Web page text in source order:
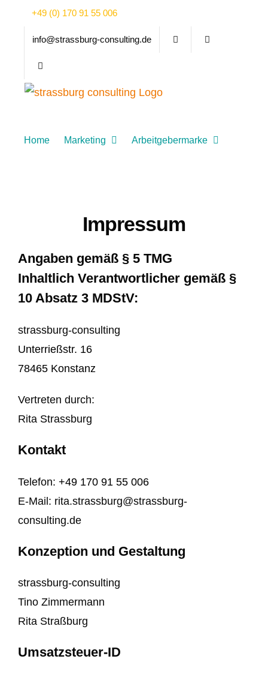
Inhalt
+49 (0) 170 91 55 006
info@strassburg-consulting.de
Home Marketing Arbeitgebermarke
Impressum
Angaben gemäß § 5 TMG
Inhaltlich Verantwortlicher gemäß §
10 Absatz 3 MDStV:
strassburg-consulting
Unterrießstr. 16
78465 Konstanz
Vertreten durch:
Rita Strassburg
Kontakt
Telefon: +49 170 91 55 006
E-Mail: rita.strassburg@strassburg-
consulting.de
Konzeption und Gestaltung
strassburg-consulting
Tino Zimmermann
Rita Straßburg
Umsatzsteuer-ID